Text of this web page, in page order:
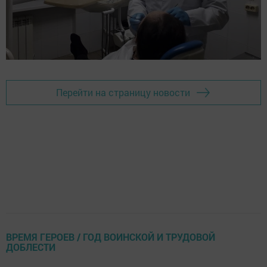
Перейти на страницу новости
ВРЕМЯ ГЕРОЕВ / ГОД ВОИНСКОЙ И ТРУДОВОЙ
ДОБЛЕСТИ